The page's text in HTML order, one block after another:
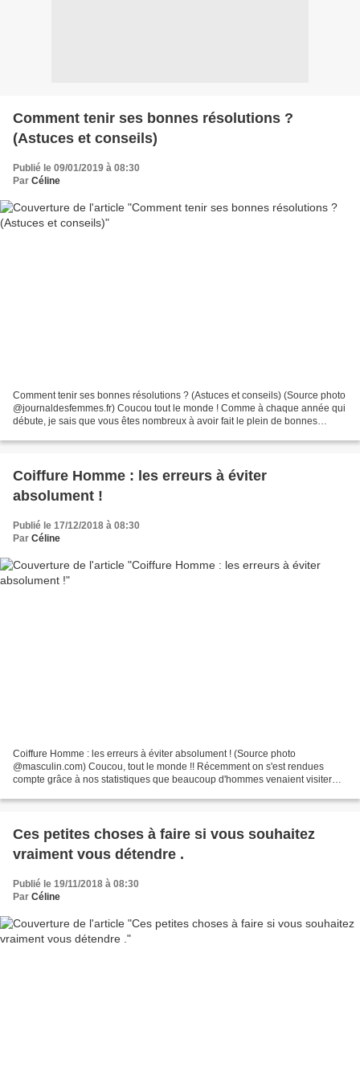
Comment tenir ses bonnes résolutions ?
(Astuces et conseils)
Publié le 09/01/2019 à 08:30
Par Céline
Comment tenir ses bonnes résolutions ? (Astuces et conseils) (Source photo
@journaldesfemmes.fr) Coucou tout le monde ! Comme à chaque année qui
débute, je sais que vous êtes nombreux à avoir fait le plein de bonnes
Coiffure Homme : les erreurs à éviter
absolument !
Publié le 17/12/2018 à 08:30
Par Céline
Coiffure Homme : les erreurs à éviter absolument ! (Source photo
@masculin.com) Coucou, tout le monde !! Récemment on s'est rendues
compte grâce à nos statistiques que beaucoup d'hommes venaient visiter
Ces petites choses à faire si vous souhaitez
vraiment vous détendre .
Publié le 19/11/2018 à 08:30
Par Céline